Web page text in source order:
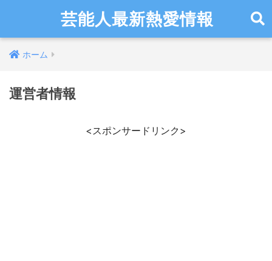
芸能人最新熱愛情報
ホーム
運営者情報
<スポンサードリンク>